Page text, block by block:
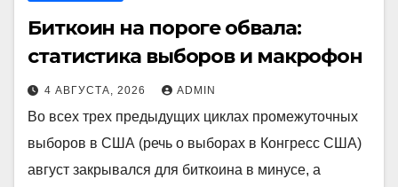
Биткоин на пороге обвала:
статистика выборов и макрофон
4 АВГУСТА, 2026 ADMIN
Во всех трех предыдущих циклах промежуточных
выборов в США (речь о выборах в Конгресс США)
август закрывался для биткоина в минусе, а